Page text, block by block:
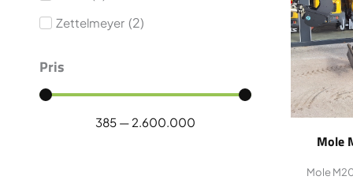
Zettelmeyer (2)
Pris
385 — 2.600.000
Mole
Mole